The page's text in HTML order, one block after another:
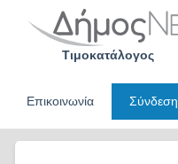
Τιμοκατάλογος
Επικοινωνία
Σύνδεση